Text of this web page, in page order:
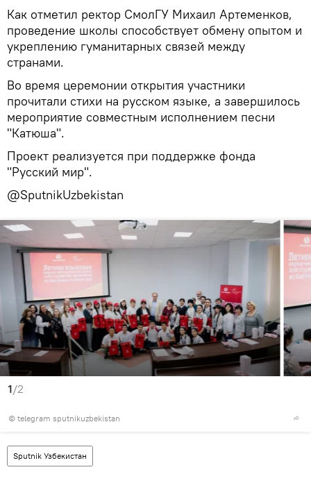
Как отметил ректор СмолГУ Михаил Артеменков,
проведение школы способствует обмену опытом и
укреплению гуманитарных связей между
странами.
Во время церемонии открытия участники
прочитали стихи на русском языке, а завершилось
мероприятие совместным исполнением песни
"Катюша".
Проект реализуется при поддержке фонда
"Русский мир".
@SputnikUzbekistan
1/2
© telegram sputnikuzbekistan
Sputnik Узбекистан